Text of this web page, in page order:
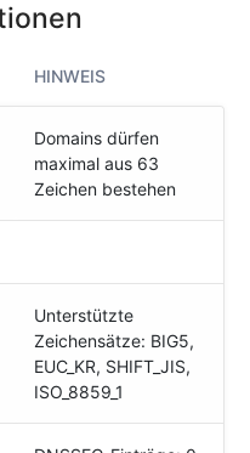
HINWEIS
Domains dürfen
maximal aus 63
Zeichen bestehen
Unterstützte
Zeichensätze: BIG5,
EUC_KR, SHIFT_JIS,
ISO_8859_1